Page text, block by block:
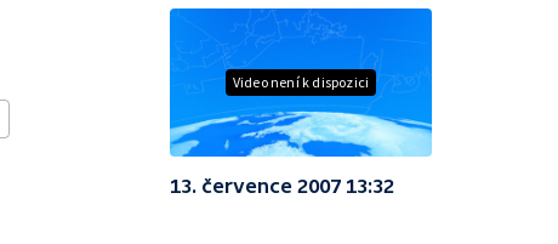
Video není k dispozici
13. července 2007 13:32